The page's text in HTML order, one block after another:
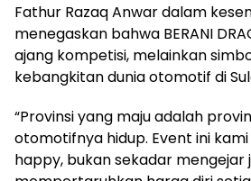
Fathur Razaq Anwar dalam
menegaskan bahwa BERANI
ajang kompetisi, melainkan
kebangkitan dunia otomotif di
“Provinsi yang maju adalah
otomotifnya hidup. Event ini
happy, bukan sekadar mengejar